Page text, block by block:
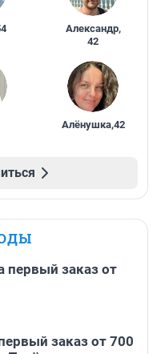
Александр,
42
Алёнушка,42
первый заказ от
заказ от 700